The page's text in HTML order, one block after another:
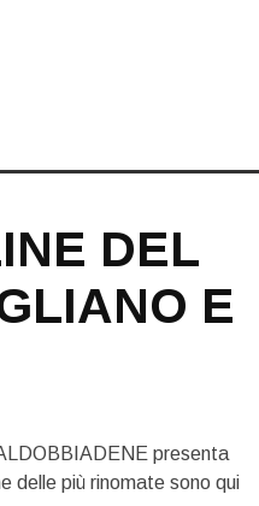
DEL
E
presenta
delle più rinomate sono qui